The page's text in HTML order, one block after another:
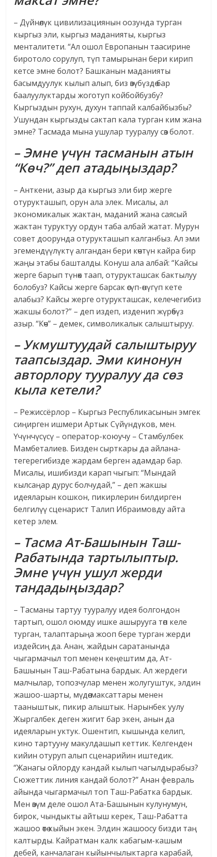
– Дүйнөлүк цивилизациянын оозунда турган
кыргыз эли, кыргыз маданияты, кыргыз
менталитети. “Ал ошол Европанын таасирине
биротоло сорулуп, түп тамырынан бери кирип
кетсе эмне болот? Башканын маданияты
басымдуулук кылып алып, биз өзүбүздө бар
баалуулуктарды жоготуп койбойбузбу?
Кыргыздын рухун, духун таппай калбайбызбы?
Ушундан кыргызды сактап кала турган ким жана
эмне? Тасмада мына ушулар тууралуу сөз болот.
– Эмне үчүн тасманын атын
“Көч?” деп атадыңыздар?
– Анткени, азыр да кыргыз эли бир жерге
отурукташып, орун ала элек. Мисалы, ал
экономикалык жактан, маданий жана саясый
жактан туруктуу ордун таба албай жатат. Мурун
совет доорунда отурукташып калганбыз. Ал эми
эгемендүүлүктү алгандан бери көчтүн кайра бир
жаңы этабы башталды. Конуш ала албай: “Кайсы
жерге барып түнөк таап, отурукташсак бактылуу
болобуз? Кайсы жерге барсак өсүп-өнүгүп кете
алабыз? Кайсы жерге отурукташсак, келечегибиз
жакшы болот?” – деп издеп, изденип жүрөбүз
азыр. “Көч” – демек, символикалык салыштыруу.
– Укмуштуудай салыштыруу
таапсыздар. Эми кинонун
авторлору тууралуу да сөз
кыла кетели?
– Режиссёрлор – Кыргыз Рес­публикасынын эмгек
сиңирген ишмери Артык Сүйүндүков, мен.
Үчүнчүсүсү – оператор-коюучу – Стамбулбек
Мамбеталиев. Бизден сырткары да айлана-
тегерегибизде жардам берген адамдар бар.
Мисалы, ишибизди карап чыгып: “Мындай
кылсаңар дурус болчудай,” – деп жакшы
идеяларын кошкон, пикирлерин билдирген
белгилүү сценарист Талип Ибраимовду айта
кетер элем.
– Тасма Ат-Башынын Таш-
Рабатында тартылыптыр.
Эмне үчүн ушул жерди
тандадыңыздар?
– Тасманы тартуу тууралуу идея болгондон
тартып, ошол оюмду ишке ашырууга төп келе
турган, талаптарыңа жооп бере турган жерди
издейсиң да. Анан, жайдын саратанында
чыгармачыл топ менен кеңештим да, Ат-
Башынын Таш-Рабатына бардык. Ал жердеги
малчылар, топозчулар менен жолугуштук, элдин
жашоо-шарты, мүдөө-максаттары менен
тааныштык, пикир алыштык. Нарынбек уулу
Жыргалбек деген жигит бар экен, анын да
идеяларын уктук. Ошентип, кышында келип,
кино тартууну макулдашып кеттик. Келгенден
кийин отуруп алып сценарийин иштедик.
“Жанагы ойлорду кандай кылып чагылдырабыз?
Сюжеттик линия кандай болот?” Анан февраль
айында чыгармачыл топ Таш-Рабатка бардык.
Мен өзүм деле ошол Ата-Башынын кулунумун,
бирок, чындыкты айтыш керек, Таш-Рабатта
жашоо өтө кыйын экен. Элдин жашоосу бизди таң
калтырды. Кайратман калк кабагым-кашым
дебей, канчалаган кыйынчылыктарга карабай,